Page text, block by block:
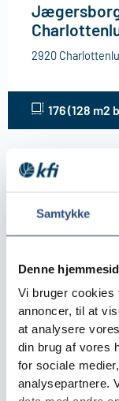
Samtykke
Denne
Vi bruger cookies
annoncer, til at
at analysere
din brug af vores
for sociale
analysepartnere.
2920
176 (128 m2
Adelgade